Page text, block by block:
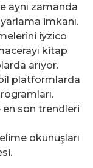
aynı zamanda
imkanı.
iyzico
kitap
arıyor.
platformlarda
en son trendleri
okunuşları